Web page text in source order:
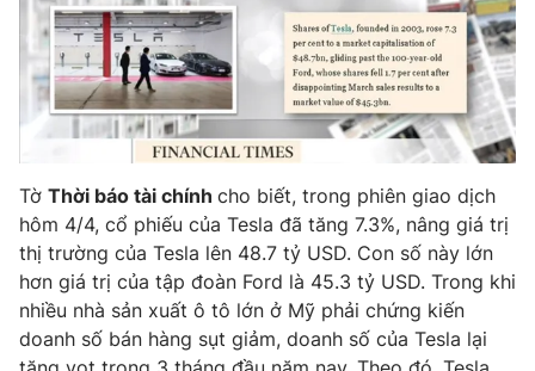
Phim VTV
Hậu trường
Nhân vật
Giải sao mai
Giải trí
Điện ảnh
Âm nhạc
Đời sống
Làm đẹp
Chất lượng cuộc sống
Giáo dục
Tuyển sinh
Học trực tuyến
Công nghệ
Hitech Công nghệ tương lai
Sản phẩm
Giao lưu trực tuyến
Tờ Thời báo tài chính cho biết, trong phiên giao dịch
hôm 4/4, cổ phiếu của Tesla đã tăng 7.3%, nâng giá trị
thị trường của Tesla lên 48.7 tỷ USD. Con số này lớn
hơn giá trị của tập đoàn Ford là 45.3 tỷ USD. Trong khi
nhiều nhà sản xuất ô tô lớn ở Mỹ phải chứng kiến
doanh số bán hàng sụt giảm, doanh số của Tesla lại